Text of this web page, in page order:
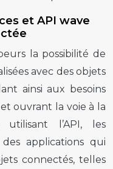
et API wave
la possibilité de
avec des objets
ainsi aux besoins
ouvrant la voie à la
utilisant l’API, les
applications qui
connectés, telles